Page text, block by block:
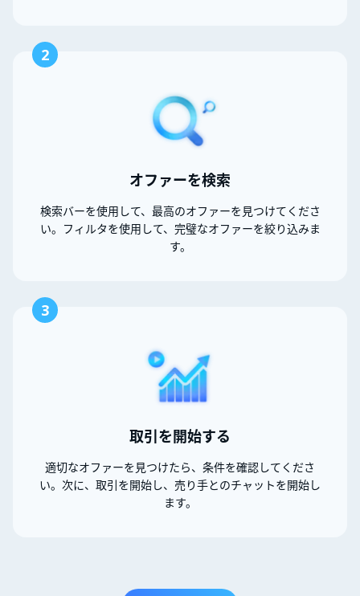
2
オファーを検索
検索バーを使用して、最高のオファーを見つけてくださ
い。フィルタを使用して、完璧なオファーを絞り込みま
す。
3
取引を開始する
適切なオファーを見つけたら、条件を確認してくださ
い。次に、取引を開始し、売り手とのチャットを開始し
ます。